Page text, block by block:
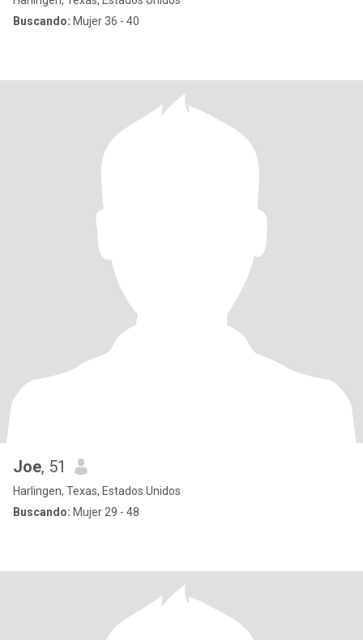
Buscando: Mujer 36 - 40
Joe, 51
Harlingen, Texas, Estados Unidos
Buscando: Mujer 29 - 48